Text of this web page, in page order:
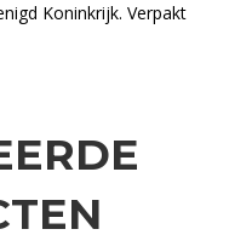
Koninkrijk. Verpakt